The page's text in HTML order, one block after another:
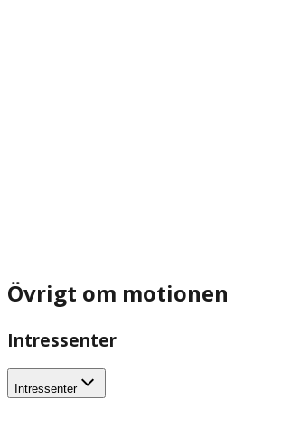
Övrigt om motionen
Intressenter
Intressenter